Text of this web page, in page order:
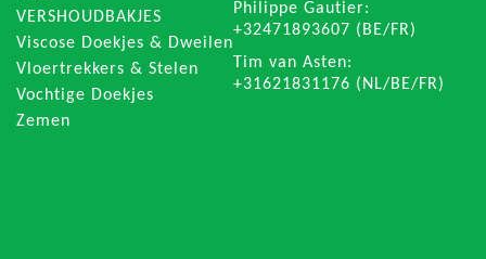
VERSHOUDBAKJES
Viscose Doekjes & Dweilen
Vloertrekkers & Stelen
Vochtige Doekjes
Zemen
Philippe Gautier:
+32471893607 (BE/FR)
Tim van Asten:
+31621831176 (NL/BE/FR)